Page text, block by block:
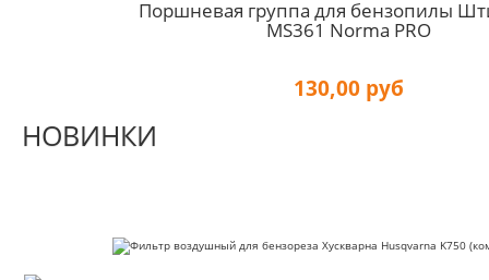
Поршневая группа для бензопилы
MS361 Norma PRO
130,00 руб
НОВИНКИ